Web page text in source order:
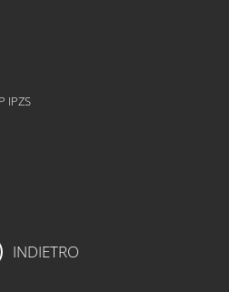
IPZS
INDIETRO